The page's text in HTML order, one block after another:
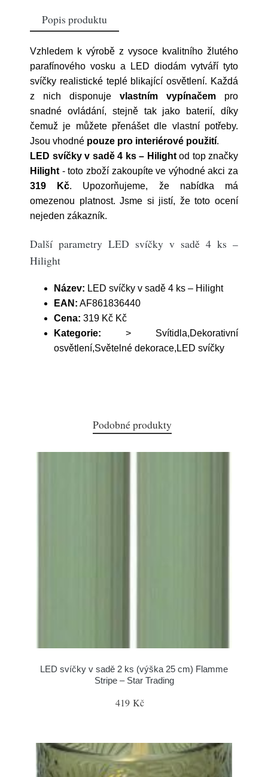
Popis produktu
Vzhledem k výrobě z vysoce kvalitního žlutého
parafínového vosku a LED diodám vytváří tyto
svíčky realistické teplé blikající osvětlení. Každá
z nich disponuje vlastním vypínačem pro
snadné ovládání, stejně tak jako baterií, díky
čemuž je můžete přenášet dle vlastní potřeby.
Jsou vhodné pouze pro interiérové použití.
LED svíčky v sadě 4 ks – Hilightod top značky
Hilight - toto zboží zakoupíte ve výhodné akci za
319 Kč. Upozorňujeme, že nabídka má
omezenou platnost. Jsme si jistí, že toto ocení
nejeden zákazník.
Další parametry LED svíčky v sadě 4 ks –
Hilight
Název: LED svíčky v sadě 4 ks – Hilight
EAN: AF861836440
Cena: 319 Kč Kč
Kategorie: > Svítidla,Dekorativní
osvětlení,Světelné dekorace,LED svíčky
Podobné produkty
LED svíčky v sadě 2 ks (výška 25 cm) Flamme
Stripe – Star Trading
419 Kč